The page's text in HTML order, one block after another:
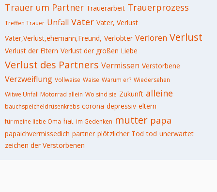
Trauer um Partner Trauerarbeit Trauerprozess
Treffen Trauer Unfall Vater Vater, Verlust
Vater,Verlust,ehemann,Freund, Verlobter Verloren Verlust
Verlust der Eltern Verlust der großen Liebe
Verlust des Partners Vermissen Verstorbene
Verzweiflung Vollwaise Waise Warum er? Wiedersehen
Witwe Unfall Motorrad allein Wo sind sie Zukunft alleine
bauchspeicheldrüsenkrebs corona depressiv eltern
für meine liebe Oma hat im Gedenken mutter papa
papaichvermissedich partner plötzlicher Tod tod unerwartet
zeichen der Verstorbenen